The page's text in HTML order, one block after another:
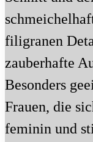
filigranen
zauberhafte
Besonders
Frauen, die
feminin und